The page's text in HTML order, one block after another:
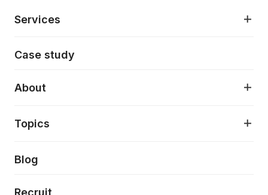
Services
AI駆動開発支援
モダナイゼーション
特徴量エンジニアリングと生成AI
Case study
About
About
Topics
Press release
News
Blog
Recruit